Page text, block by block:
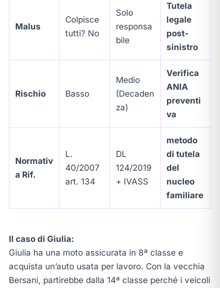
Malus
Colpisce
tutti? No
Solo
responsa
bile
Tutela
legale
post-
sinistro
Rischio Basso
Medio
(Decaden
za)
Verifica
ANIA
preventi
va
Normativ
a Rif.
L.
40/2007
art. 134
DL
124/2019
+ IVASS
metodo
di tutela
del
nucleo
familiare
Il caso di Giulia:
Giulia ha una moto assicurata in 8ª classe e
acquista un’auto usata per lavoro. Con la vecchia
Bersani, partirebbe dalla 14ª classe perché i veicoli